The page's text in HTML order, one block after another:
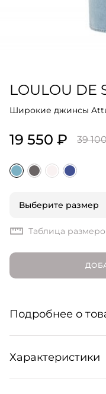
LOULOU DE
Широкие джинсы
19 550 ₽ 39
Выберите размер
Таблица
Подробнее о
Широкие джинсы с
расслабленных
Характеристики